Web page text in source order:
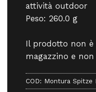
attività outdoor
Peso: 260.0 g
Il prodotto non
magazzino e
COD: Montura Spitze